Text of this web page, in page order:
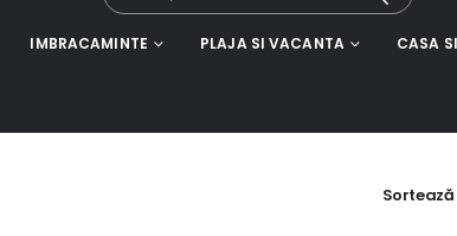
IMBRACAMINTE PLAJA SI VACANTA CASA